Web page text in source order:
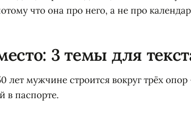
что она про него, а не про
3 темы для
лет мужчине строится вокруг трёх
в паспорте.